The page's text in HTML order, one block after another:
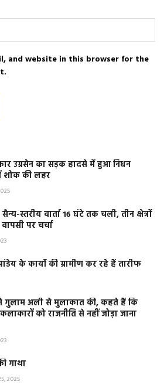
and website in this browser for the
उग्रसेन का सड़क हादसे में हुआ निधन
शोक की लहर
स्तरीय वार्ता 16 घंटे तक चली, तीन क्षेत्रों
पर चर्चा
के कार्यो की ग्रामीण कर रहे हैं तारीफ
अली से मुलाकात की, कहते हैं कि
को राजनीति से नहीं जोड़ा जाना
गाथा
2025